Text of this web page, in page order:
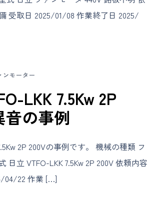
受取日 2025/01/08 作業終了日 2025/
ンモーター
LKK 7.5Kw 2P
音の事例
2P 200Vの事例です。 機械の種類 フ
日立 VTFO-LKK 7.5Kw 2P 200V 依頼内容
04/22 作業 […]